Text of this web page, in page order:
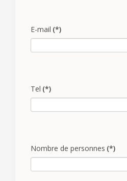
E-mail (*)
Tel (*)
Nombre de personnes (*)